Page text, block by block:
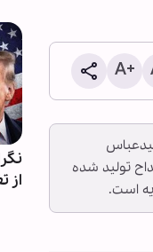
نماهنگ «رفیق هیأتی» را مشترکاً تولید کردند. این نماهنگ به صورت کار مشترک ۵ شاعر و ۴ مداح تولید شده
است.
بزرگداشت
حسینی در
و تصاویر
از